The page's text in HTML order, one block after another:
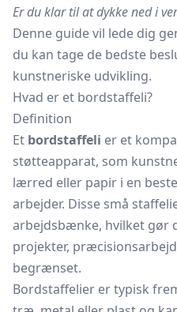
Er du klar til at dykke ned i
Denne guide vil lede dig
du kan tage de bedste
kunstneriske udvikling.
Hvad er et bordstaffeli?
Definition
Et bordstaffeli er et
støtteapparat, som
lærred eller papir i en
arbejder. Disse små
arbejdsbænke, hvilket gør
projekter,
begrænset.
Bordstaffelier er typisk